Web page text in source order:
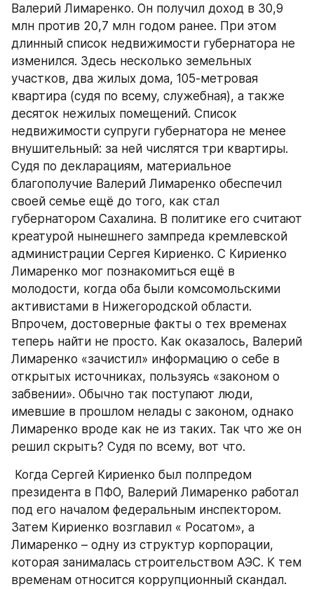
Валерий Лимаренко. Он получил доход в 30,9
млн против 20,7 млн годом ранее. При этом
длинный список недвижимости губернатора не
изменился. Здесь несколько земельных
участков, два жилых дома, 105-метровая
квартира (судя по всему, служебная), а также
десяток нежилых помещений. Список
недвижимости супруги губернатора не менее
внушительный: за ней числятся три квартиры.
Судя по декларациям, материальное
благополучие Валерий Лимаренко обеспечил
своей семье ещё до того, как стал
губернатором Сахалина. В политике его считают
креатурой нынешнего зампреда кремлевской
администрации Сергея Кириенко. С Кириенко
Лимаренко мог познакомиться ещё в
молодости, когда оба были комсомольскими
активистами в Нижегородской области.
Впрочем, достоверные факты о тех временах
теперь найти не просто. Как оказалось, Валерий
Лимаренко «зачистил» информацию о себе в
открытых источниках, пользуясь «законом о
забвении». Обычно так поступают люди,
имевшие в прошлом нелады с законом, однако
Лимаренко вроде как не из таких. Так что же он
решил скрыть? Судя по всему, вот что.
президента в ПФО, Валерий Лимаренко работал
под его началом федеральным инспектором.
Затем Кириенко возглавил « Росатом», а
Лимаренко – одну из структур корпорации,
которая занималась строительством АЭС. К тем
временам относится коррупционный скандал.